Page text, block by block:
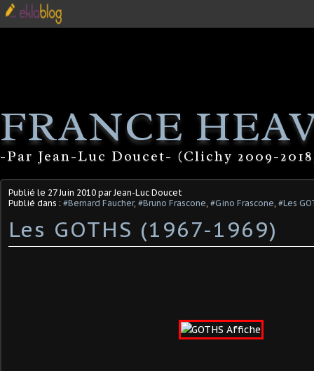
FRANCE
-Par Jean-Luc Doucet- (Clichy 2009-
Publié le 27 Juin 2010 par Jean-Luc Doucet
Publié dans : #Bernard Faucher, #Bruno Frascone, #Gino Frascone, #Les
Les GOTHS (1967-1969)